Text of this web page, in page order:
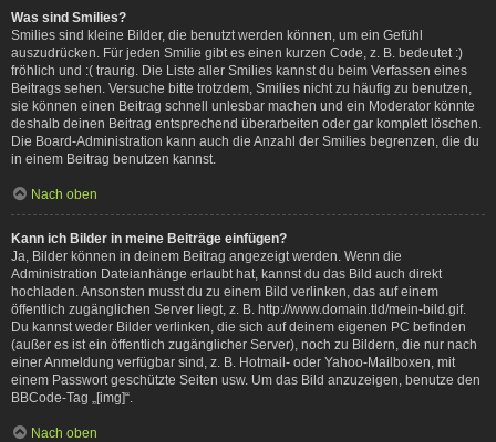
Was sind Smilies?
Smilies sind kleine Bilder, die benutzt werden können, um ein Gefühl
auszudrücken. Für jeden Smilie gibt es einen kurzen Code, z. B. bedeutet :)
fröhlich und :( traurig. Die Liste aller Smilies kannst du beim Verfassen eines
Beitrags sehen. Versuche bitte trotzdem, Smilies nicht zu häufig zu benutzen,
sie können einen Beitrag schnell unlesbar machen und ein Moderator könnte
deshalb deinen Beitrag entsprechend überarbeiten oder gar komplett löschen.
Die Board-Administration kann auch die Anzahl der Smilies begrenzen, die du
in einem Beitrag benutzen kannst.
Nach oben
Kann ich Bilder in meine Beiträge einfügen?
Ja, Bilder können in deinem Beitrag angezeigt werden. Wenn die
Administration Dateianhänge erlaubt hat, kannst du das Bild auch direkt
hochladen. Ansonsten musst du zu einem Bild verlinken, das auf einem
öffentlich zugänglichen Server liegt, z. B. http://www.domain.tld/mein-bild.gif.
Du kannst weder Bilder verlinken, die sich auf deinem eigenen PC befinden
(außer es ist ein öffentlich zugänglicher Server), noch zu Bildern, die nur nach
einer Anmeldung verfügbar sind, z. B. Hotmail- oder Yahoo-Mailboxen, mit
einem Passwort geschützte Seiten usw. Um das Bild anzuzeigen, benutze den
BBCode-Tag „[img]“.
Nach oben